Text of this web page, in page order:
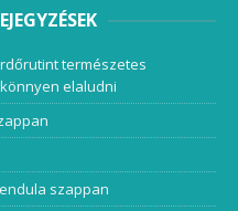
természetes
elaludni
szappan